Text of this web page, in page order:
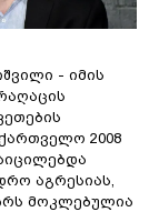
- იმის
2008
აგრესიას,
მოკლებულია